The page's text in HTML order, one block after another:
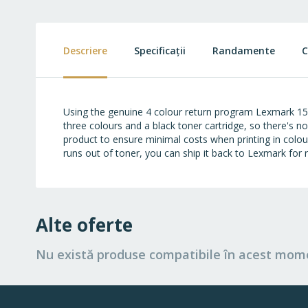
images
Descriere
Using the genuine 4 colour return program Lexmark
three colours and a black toner cartridge, so there's
product to ensure minimal costs when printing in
runs out of toner, you can ship it back to Lexmark for
Specificații Randamente
Alte oferte
Nu există produse compatibile în acest